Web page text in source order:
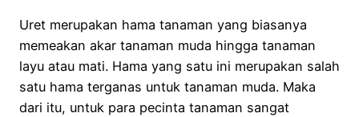
Uret merupakan hama tanaman yang biasanya
memeakan akar tanaman muda hingga tanaman
layu atau mati. Hama yang satu ini merupakan salah
satu hama terganas untuk tanaman muda. Maka
dari itu, untuk para pecinta tanaman sangat